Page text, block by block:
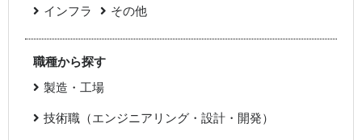
インフラ
その他
職種から探す
製造・工場
技術職（エンジニアリング・設計・開発）